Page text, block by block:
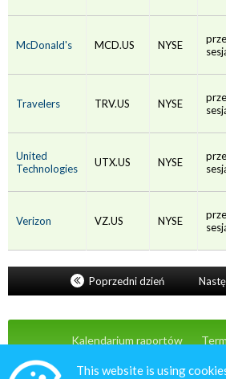
McDonald's MCD.US NYSE
Travelers TRV.US NYSE
United
Technologies
UTX.US NYSE
Verizon VZ.US NYSE
Poprzedni dzień
Kalendarium raportów
This website is using